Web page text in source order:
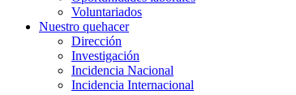
Voluntariados
Nuestro quehacer
Dirección
Investigación
Incidencia Nacional
Incidencia Internacional